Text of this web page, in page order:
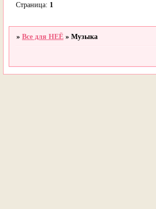
Страница: 1
»Все для НЕЁ »Музыка